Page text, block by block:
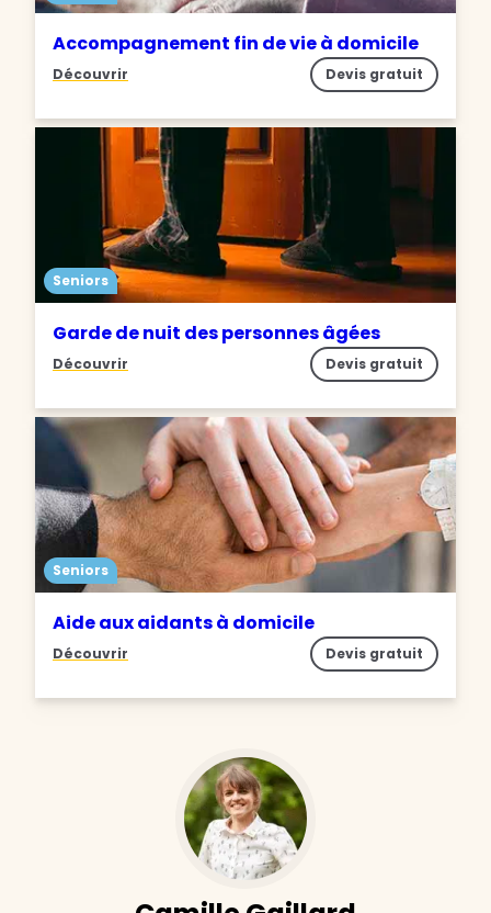
Accompagnement fin de vie à domicile
Découvrir Devis gratuit
Seniors
Garde de nuit des personnes âgées
Découvrir Devis gratuit
Seniors
Aide aux aidants à domicile
Découvrir Devis gratuit